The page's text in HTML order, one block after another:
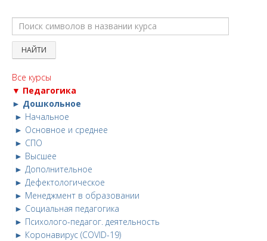
Все курсы
▼ Педагогика
► Дошкольное
► Начальное
► Основное и среднее
► СПО
► Высшее
► Дополнительное
► Дефектологическое
► Менеджмент в образовании
► Социальная педагогика
► Психолого-педагог. деятельность
► Коронавирус (COVID-19)